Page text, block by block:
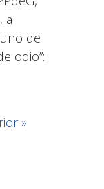
a
de
odio”:
»